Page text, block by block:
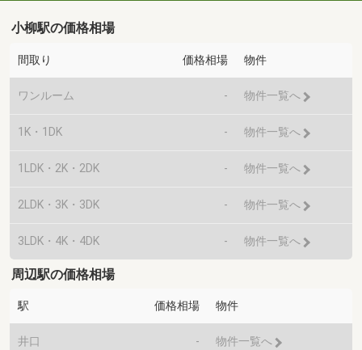
小柳駅の価格相場
間取り 価格相場 物件
ワンルーム - 物件一覧へ
1K・1DK - 物件一覧へ
1LDK・2K・2DK - 物件一覧へ
2LDK・3K・3DK - 物件一覧へ
3LDK・4K・4DK - 物件一覧へ
周辺駅の価格相場
駅 価格相場 物件
井口 - 物件一覧へ